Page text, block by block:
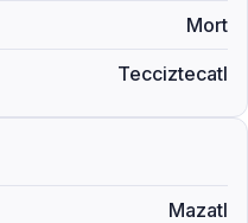
Mort
Tecciztecatl
Mazatl